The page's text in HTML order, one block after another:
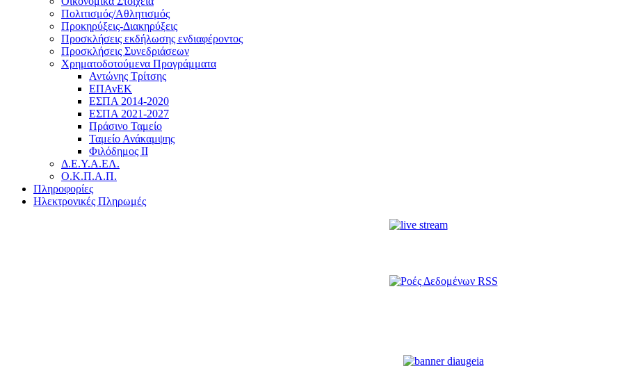
Πολιτισμός/Αθλητισμός
Προκηρύξεις-Διακηρύξεις
Προσκλήσεις εκδήλωσης ενδιαφέροντος
Προσκλήσεις Συνεδριάσεων
Χρηματοδοτούμενα Προγράμματα
Αντώνης Τρίτσης
ΕΠΑνΕΚ
ΕΣΠΑ 2014-2020
ΕΣΠΑ 2021-2027
Πράσινο Ταμείο
Ταμείο Ανάκαμψης
Φιλόδημος ΙΙ
Δ.Ε.Υ.Α.ΕΛ.
Ο.Κ.Π.Α.Π.
Πληροφορίες
Ηλεκτρονικές Πληρωμές